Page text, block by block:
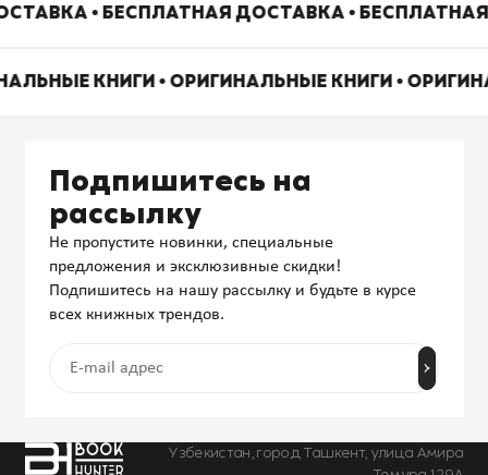
• БЕСПЛАТНАЯ ДОСТАВКА •
КНИГИ • ОРИГИНАЛЬНЫЕ КНИГИ •
Узбекистан, город Ташкент, улица Амира
Подпишитесь на
рассылку
Не пропустите новинки, специальные
предложения и эксклюзивные скидки!
Подпишитесь на нашу рассылку и будьте в курсе
всех книжных трендов.